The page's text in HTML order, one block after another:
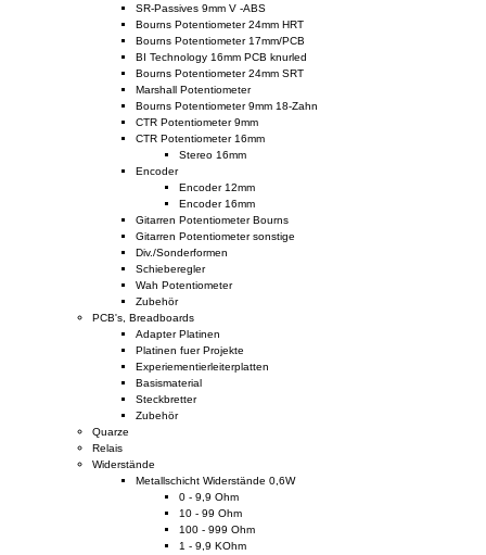
SR-Passives 9mm V -ABS
Bourns Potentiometer 24mm HRT
Bourns Potentiometer 17mm/PCB
BI Technology 16mm PCB knurled
Bourns Potentiometer 24mm SRT
Marshall Potentiometer
Bourns Potentiometer 9mm 18-Zahn
CTR Potentiometer 9mm
CTR Potentiometer 16mm
Stereo 16mm
Encoder
Encoder 12mm
Encoder 16mm
Gitarren Potentiometer Bourns
Gitarren Potentiometer sonstige
Div./Sonderformen
Schieberegler
Wah Potentiometer
Zubehör
PCB's, Breadboards
Adapter Platinen
Platinen fuer Projekte
Experiementierleiterplatten
Basismaterial
Steckbretter
Zubehör
Quarze
Relais
Widerstände
Metallschicht Widerstände 0,6W
0 - 9,9 Ohm
10 - 99 Ohm
100 - 999 Ohm
1 - 9,9 KOhm